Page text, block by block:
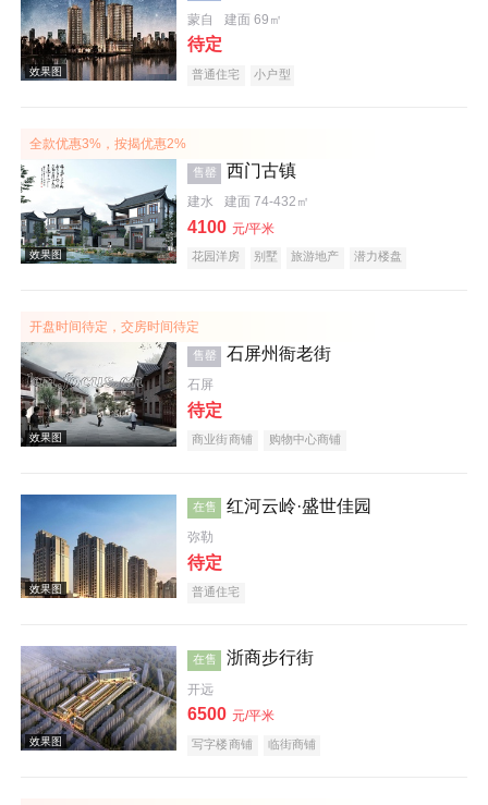
效果图
效果图
蒙自 建面 69㎡
待定
普通住宅 小户型
全款优惠3%，按揭优惠2%
效果图
售罄 西门古镇
建水 建面 74-432㎡
4100 元/平米
花园洋房 别墅 旅游地产
潜力楼盘
开盘时间待定，交房时间待定
售罄 石屏州衙老街
石屏
待定
商业街商铺 购物中心商铺
在售 红河云岭·盛世佳园
弥勒
待定
普通住宅
在售 浙商步行街
开远
6500 元/平米
写字楼商铺 临街商铺